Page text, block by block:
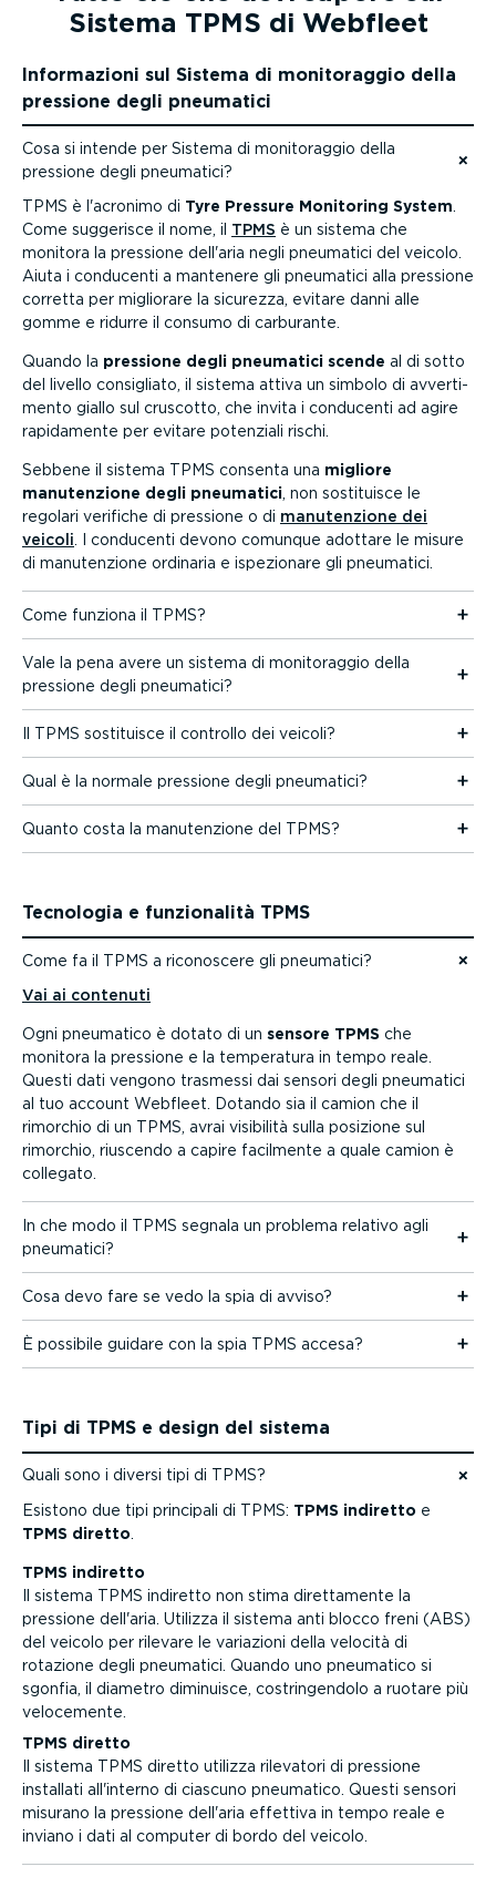
Sistema TPMS di Webfleet
Infor­ma­zioni sul Sistema di monito­raggio della
pressione degli pneumatici
Cosa si intende per Sistema di monito­raggio della
pressione degli pneumatici?
Vai ai contenuti
TPMS è l'acronimo di Tyre Pressure Monitoring System.
Come suggerisce il nome, il TPMS è un sistema che
monitora la pressione dell'aria negli pneumatici del veicolo.
Aiuta i conducenti a mantenere gli pneumatici alla pressione
corretta per migliorare la sicurezza, evitare danni alle
gomme e ridurre il consumo di carburante.
Quando la pressione degli pneumatici scende al di sotto
del livello consigliato, il sistema attiva un simbolo di avver­ti­
mento giallo sul cruscotto, che invita i conducenti ad agire
rapidamente per evitare potenziali rischi.
Sebbene il sistema TPMS consenta una migliore
manuten­zione degli pneumatici, non sostituisce le
regolari verifiche di pressione o di manuten­zione dei
veicoli. I conducenti devono comunque adottare le misure
di manuten­zione ordinaria e ispezionare gli pneumatici.
Come funziona il TPMS?
Vale la pena avere un sistema di monito­raggio della
pressione degli pneumatici?
Il TPMS sostituisce il controllo dei veicoli?
Qual è la normale pressione degli pneumatici?
Quanto costa la manuten­zione del TPMS?
Tecnologia e funzio­nalità TPMS
Come fa il TPMS a riconoscere gli pneumatici?
Vai ai contenuti
Vai ai contenuti
Ogni pneumatico è dotato di un sensore TPMS che
monitora la pressione e la temperatura in tempo reale.
Questi dati vengono trasmessi dai sensori degli pneumatici
al tuo account Webfleet. Dotando sia il camion che il
rimorchio di un TPMS, avrai visibilità sulla posizione sul
rimorchio, riuscendo a capire facilmente a quale camion è
collegato.
In che modo il TPMS segnala un problema relativo agli
pneumatici?
Cosa devo fare se vedo la spia di avviso?
È possibile guidare con la spia TPMS accesa?
Tipi di TPMS e design del sistema
Quali sono i diversi tipi di TPMS?
Vai ai contenuti
Esistono due tipi principali di TPMS: TPMS indiretto e
TPMS diretto
TPMS indiretto
Il sistema TPMS indiretto non stima diret­ta­mente la
pressione dell'aria. Utilizza il sistema anti blocco freni (ABS)
del veicolo per rilevare le variazioni della velocità di
rotazione degli pneumatici. Quando uno pneumatico si
sgonfia, il diametro diminuisce, costrin­gendolo a ruotare più
velocemente.
TPMS diretto
Il sistema TPMS diretto utilizza rilevatori di pressione
installati all'interno di ciascuno pneumatico. Questi sensori
misurano la pressione dell'aria effettiva in tempo reale e
inviano i dati al computer di bordo del veicolo.